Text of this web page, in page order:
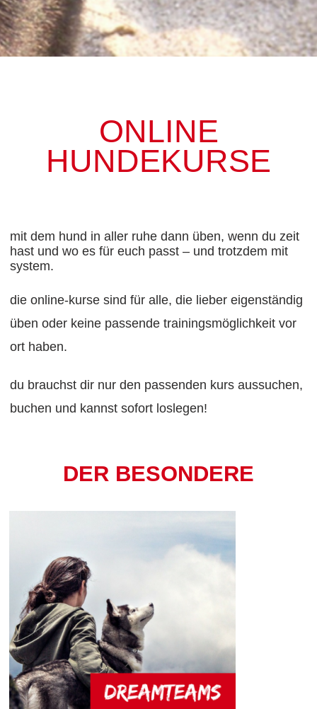
ONLINE
HUNDEKURSE
mit dem hund in aller ruhe dann üben, wenn du zeit
hast und wo es für euch passt – und trotzdem mit
system.
die online-kurse sind für alle, die lieber eigenständig
üben oder keine passende trainingsmöglichkeit vor
ort haben.
du brauchst dir nur den passenden kurs aussuchen,
buchen und kannst sofort loslegen!
DER BESONDERE